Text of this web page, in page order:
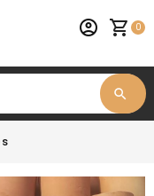
shopping_cart 0
account_circle
search